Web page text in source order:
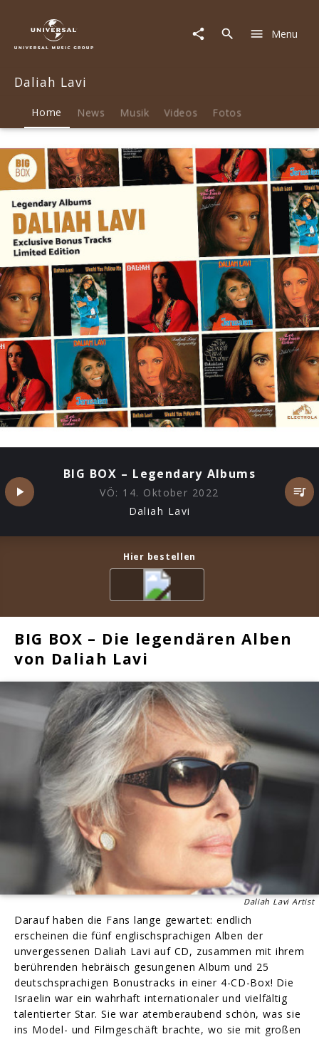
Musik
Merch
Menu
Daliah Lavi
Home News Musik Videos Fotos
BIG BOX – Legendary Albums
VÖ: 14. Oktober 2022
Daliah Lavi
Hier bestellen
BIG BOX – Die legendären Alben
von Daliah Lavi
Daliah Lavi Artist
Darauf haben die Fans lange gewartet: endlich
erscheinen die fünf englischsprachigen Alben der
unvergessenen Daliah Lavi auf CD, zusammen mit ihrem
berührenden hebräisch gesungenen Album und 25
deutschsprachigen Bonustracks in einer 4-CD-Box! Die
Israelin war ein wahrhaft internationaler und vielfältig
talentierter Star. Sie war atemberaubend schön, was sie
ins Model- und Filmgeschäft brachte, wo sie mit großen